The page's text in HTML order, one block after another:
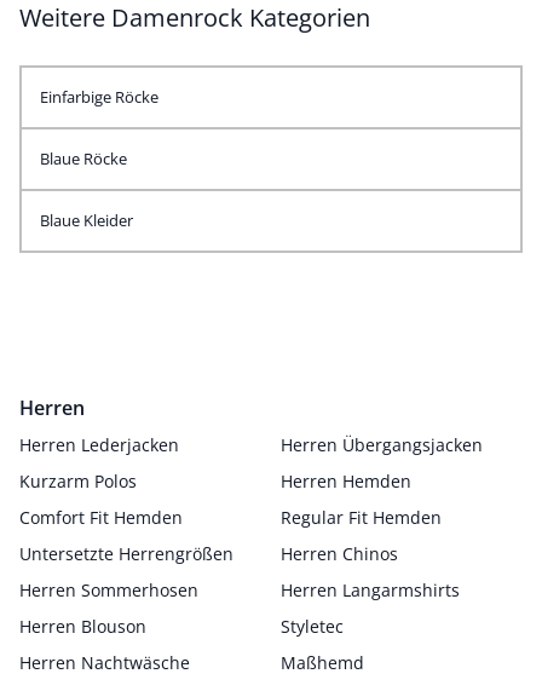
Weitere Damenrock Kategorien
Einfarbige Röcke
Blaue Röcke
Blaue Kleider
Herren
Herren Lederjacken
Herren Übergangsjacken
Kurzarm Polos
Herren Hemden
Comfort Fit Hemden
Regular Fit Hemden
Untersetzte Herrengrößen
Herren Chinos
Herren Sommerhosen
Herren Langarmshirts
Herren Blouson
Styletec
Herren Nachtwäsche
Maßhemd